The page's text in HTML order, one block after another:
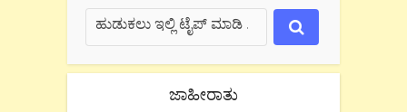
ಜಾಹೀರಾತು